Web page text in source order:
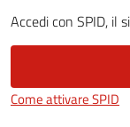
5x1000
Servizi
Accedi con SPID, il
Come attivare SPID